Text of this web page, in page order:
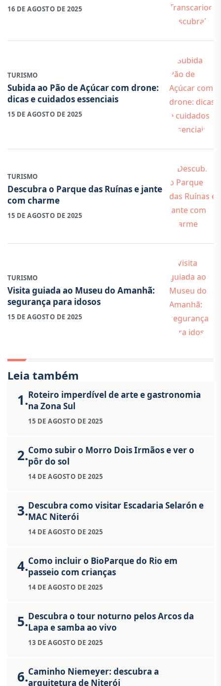
16 DE AGOSTO DE 2025
TURISMO
Subida ao Pão de Açúcar com drone:
dicas e cuidados essenciais
15 DE AGOSTO DE 2025
TURISMO
Descubra o Parque das Ruínas e jante
com charme
15 DE AGOSTO DE 2025
TURISMO
Visita guiada ao Museu do Amanhã:
segurança para idosos
15 DE AGOSTO DE 2025
Leia também
1.Roteiro imperdível de arte e gastronomia
na Zona Sul
15 DE AGOSTO DE 2025
2.Como subir o Morro Dois Irmãos e ver o
pôr do sol
14 DE AGOSTO DE 2025
3.Descubra como visitar Escadaria Selarón e
MAC Niterói
14 DE AGOSTO DE 2025
4.Como incluir o BioParque do Rio em
passeio com crianças
14 DE AGOSTO DE 2025
5.Descubra o tour noturno pelos Arcos da
Lapa e samba ao vivo
13 DE AGOSTO DE 2025
6.Caminho Niemeyer: descubra a
arquitetura de Niterói